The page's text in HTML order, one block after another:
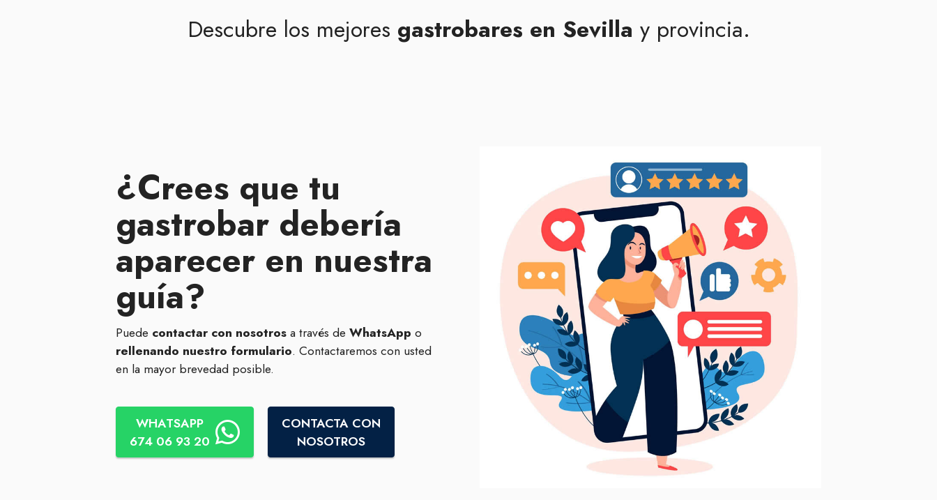
Descubre los mejores gastrobares en Sevilla y provincia.
¿Crees que tu
gastrobar debería
aparecer en nuestra
guía?
Puede contactar con nosotrosa través de WhatsApp o
rellenando nuestro formulario. Contactaremos con usted
en la mayor brevedad posible.
WHATSAPP
674 06 93 20
CONTACTA CON
NOSOTROS